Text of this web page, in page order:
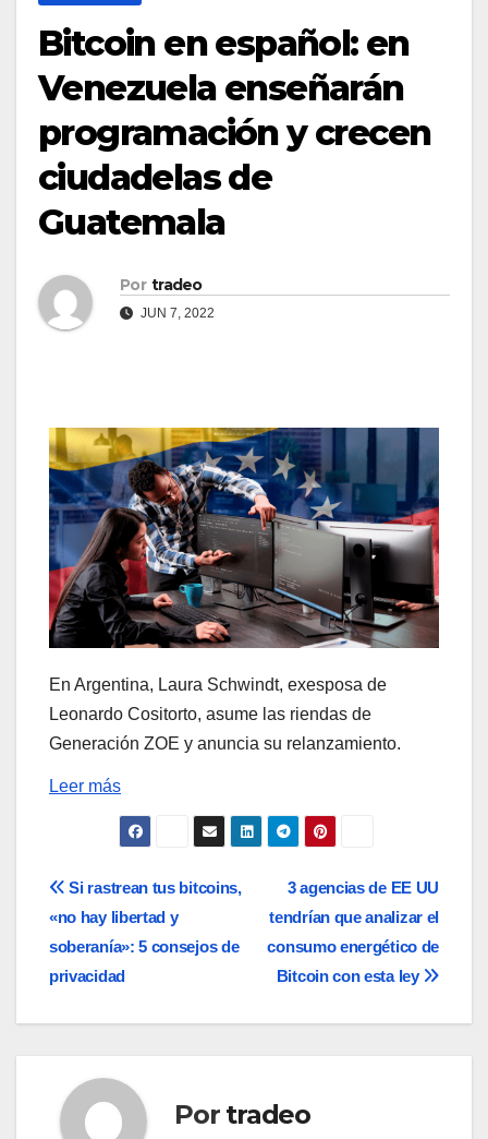
Bitcoin en español: en
Venezuela enseñarán
programación y crecen
ciudadelas de
Guatemala
Por tradeo
JUN 7, 2022
En Argentina, Laura Schwindt, exesposa de
Leonardo Cositorto, asume las riendas de
Generación ZOE y anuncia su relanzamiento.
Leer más
Navegación
de
entradas
3 agencias de EE UU
tendrían que analizar el
consumo energético de
Bitcoin con esta ley
Si rastrean tus bitcoins,
«no hay libertad y
soberanía»: 5 consejos de
privacidad
Por tradeo